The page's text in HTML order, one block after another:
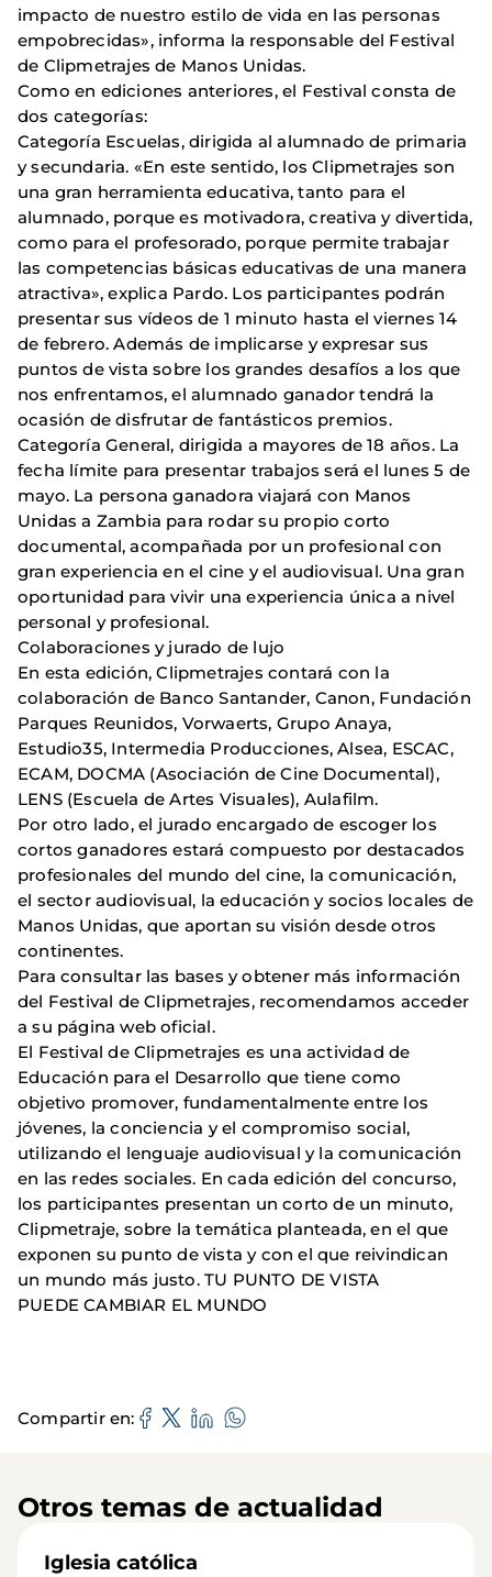
impacto de nuestro estilo de vida en las personas
empobrecidas», informa la responsable del Festival
de Clipmetrajes de Manos Unidas.
Como en ediciones anteriores, el Festival consta de
dos categorías:
Categoría Escuelas, dirigida al alumnado de primaria
y secundaria. «En este sentido, los Clipmetrajes son
una gran herramienta educativa, tanto para el
alumnado, porque es motivadora, creativa y divertida,
como para el profesorado, porque permite trabajar
las competencias básicas educativas de una manera
atractiva», explica Pardo. Los participantes podrán
presentar sus vídeos de 1 minuto hasta el viernes 14
de febrero. Además de implicarse y expresar sus
puntos de vista sobre los grandes desafíos a los que
nos enfrentamos, el alumnado ganador tendrá la
ocasión de disfrutar de fantásticos premios.
Categoría General, dirigida a mayores de 18 años. La
fecha límite para presentar trabajos será el lunes 5 de
mayo. La persona ganadora viajará con Manos
Unidas a Zambia para rodar su propio corto
documental, acompañada por un profesional con
gran experiencia en el cine y el audiovisual. Una gran
oportunidad para vivir una experiencia única a nivel
personal y profesional.
Colaboraciones y jurado de lujo
En esta edición, Clipmetrajes contará con la
colaboración de Banco Santander, Canon, Fundación
Parques Reunidos, Vorwaerts, Grupo Anaya,
Estudio35, Intermedia Producciones, Alsea, ESCAC,
ECAM, DOCMA (Asociación de Cine Documental),
LENS (Escuela de Artes Visuales), Aulafilm.
Por otro lado, el jurado encargado de escoger los
cortos ganadores estará compuesto por destacados
profesionales del mundo del cine, la comunicación,
el sector audiovisual, la educación y socios locales de
Manos Unidas, que aportan su visión desde otros
continentes.
Para consultar las bases y obtener más información
del Festival de Clipmetrajes, recomendamos acceder
a su página web oficial.
El Festival de Clipmetrajes es una actividad de
Educación para el Desarrollo que tiene como
objetivo promover, fundamentalmente entre los
jóvenes, la conciencia y el compromiso social,
utilizando el lenguaje audiovisual y la comunicación
en las redes sociales. En cada edición del concurso,
los participantes presentan un corto de un minuto,
Clipmetraje, sobre la temática planteada, en el que
exponen su punto de vista y con el que reivindican
un mundo más justo. TU PUNTO DE VISTA
PUEDE CAMBIAR EL MUNDO
Compartir en
Otros temas de actualidad
Iglesia católica